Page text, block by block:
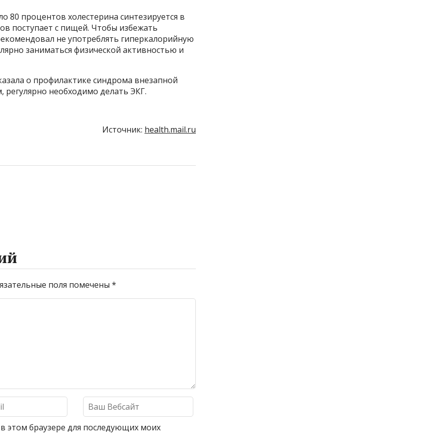
80 процентов холестерина синтезируется в
поступает с пищей. Чтобы избежать
не употреблять гиперкалорийную
заниматься физической активностью и
о профилактике синдрома внезапной
регулярно необходимо делать ЭКГ.
Источник: health.mail.ru
поля помечены *
этом браузере для последующих моих